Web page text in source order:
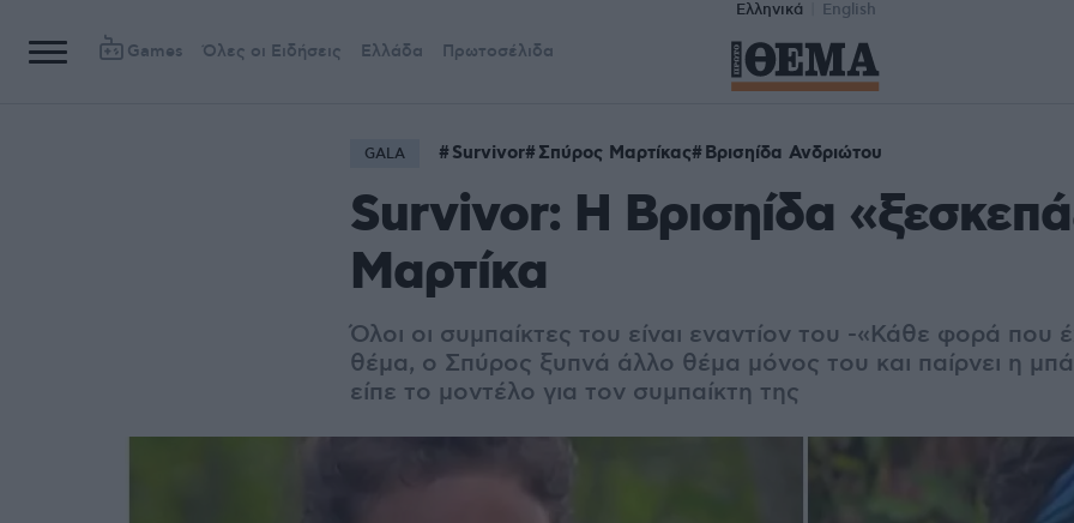
Ελληνικά English
Games Όλες οι Ειδήσεις Ελλάδα Πρωτοσέλιδα
GALA Survivor Σπύρος Μαρτίκας Βρισηίδα Ανδριώτου
Survivor: Η Βρισηίδα
Μαρτίκα
Όλοι οι συμπαίκτες του είναι εναντίον του -«Κάθε φορά που
θέμα, ο Σπύρος ξυπνά άλλο θέμα μόνος του και παίρνει η
είπε το μοντέλο για τον συμπαίκτη της